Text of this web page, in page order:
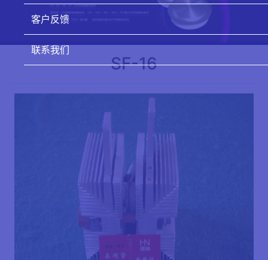
客户反馈
联系我们
SF-16